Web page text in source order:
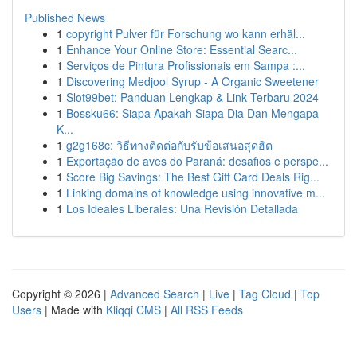
Published News
1 copyright Pulver für Forschung wo kann erhäl...
1 Enhance Your Online Store: Essential Searc...
1 Serviços de Pintura Profissionais em Sampa :...
1 Discovering Medjool Syrup - A Organic Sweetener
1 Slot99bet: Panduan Lengkap & Link Terbaru 2024
1 Bossku66: Siapa Apakah Siapa Dia Dan Mengapa
K...
1 g2g168c: วิธีทางติดต่อกับรับข้อเสนอสุดฮิต
1 Exportação de aves do Paraná: desafios e perspe...
1 Score Big Savings: The Best Gift Card Deals Rig...
1 Linking domains of knowledge using innovative m...
1 Los Ideales Liberales: Una Revisión Detallada
Copyright © 2026 | Advanced Search | Live | Tag Cloud | Top
Users | Made with Kliqqi CMS | All RSS Feeds